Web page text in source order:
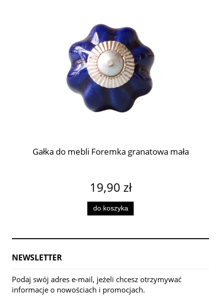
Gałka do mebli Foremka granatowa mała
19,90 zł
do koszyka
NEWSLETTER
Podaj swój adres e-mail, jeżeli chcesz otrzymywać
informacje o nowościach i promocjach.